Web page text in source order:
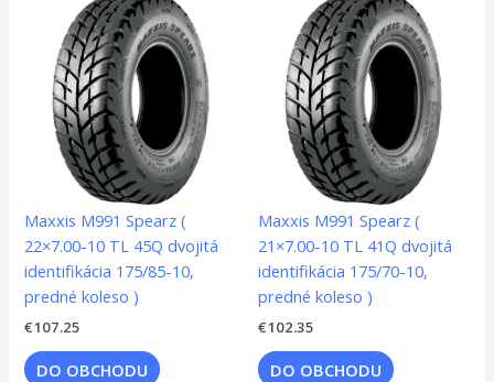
Maxxis M991 Spearz (
22×7.00-10 TL 45Q dvojitá
identifikácia 175/85-10,
predné koleso )
€107.25
DO OBCHODU
Maxxis M991 Spearz (
21×7.00-10 TL 41Q dvojitá
identifikácia 175/70-10,
predné koleso )
€102.35
DO OBCHODU